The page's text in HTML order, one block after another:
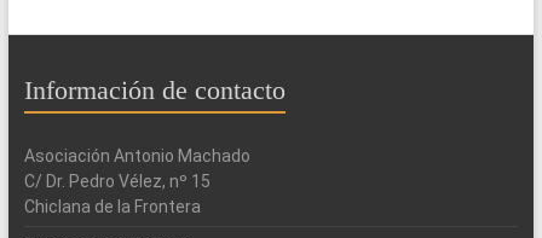
Información de contacto
Asociación Antonio Machado
C/ Dr. Pedro Vélez, nº 15
Chiclana de la Frontera